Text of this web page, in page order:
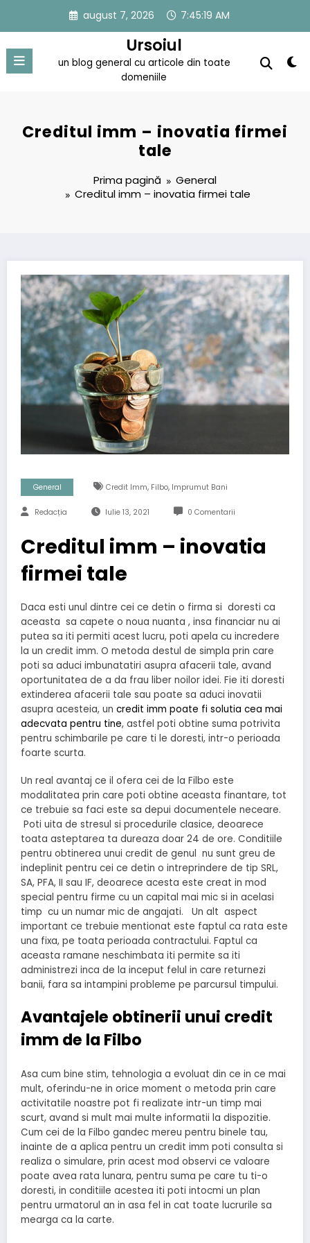
conținut
august 7, 2026 7:45:20 AM
Ursoiul
un blog general cu articole din toate
domeniile
Creditul imm – inovatia firmei
tale
Prima pagină
General
Creditul imm – inovatia firmei tale
General Credit Imm, Filbo, Imprumut Bani
Redacția Iulie 13, 2021 0 Comentarii
Creditul imm – inovatia
firmei tale
Daca esti unul dintre cei ce detin o firma si doresti ca
aceasta sa capete o noua nuanta , insa financiar nu ai
putea sa iti permiti acest lucru, poti apela cu incredere
la un credit imm. O metoda destul de simpla prin care
poti sa aduci imbunatatiri asupra afacerii tale, avand
oportunitatea de a da frau liber noilor idei. Fie iti doresti
extinderea afacerii tale sau poate sa aduci inovatii
asupra acesteia, un credit imm poate fi solutia cea mai
adecvata pentru tine, astfel poti obtine suma potrivita
pentru schimbarile pe care ti le doresti, intr-o perioada
foarte scurta.
Un real avantaj ce il ofera cei de la Filbo este
modalitatea prin care poti obtine aceasta finantare, tot
ce trebuie sa faci este sa depui documentele neceare.
Poti uita de stresul si procedurile clasice, deoarece
toata asteptarea ta dureaza doar 24 de ore. Conditiile
pentru obtinerea unui credit de genul nu sunt greu de
indeplinit pentru cei ce detin o intreprindere de tip SRL,
SA, PFA, II sau IF, deoarece acesta este creat in mod
special pentru firme cu un capital mai mic si in acelasi
timp cu un numar mic de angajati. Un alt aspect
important ce trebuie mentionat este faptul ca rata este
una fixa, pe toata perioada contractului. Faptul ca
aceasta ramane neschimbata iti permite sa iti
administrezi inca de la inceput felul in care returnezi
banii, fara sa intampini probleme pe parcursul timpului.
Avantajele obtinerii unui credit
imm de la Filbo
Asa cum bine stim, tehnologia a evoluat din ce in ce mai
mult, oferindu-ne in orice moment o metoda prin care
activitatile noastre pot fi realizate intr-un timp mai
scurt, avand si mult mai multe informatii la dispozitie.
Cum cei de la Filbo gandec mereu pentru binele tau,
inainte de a aplica pentru un credit imm poti consulta si
realiza o simulare, prin acest mod observi ce valoare
poate avea rata lunara, pentru suma pe care tu ti-o
doresti, in conditiile acestea iti poti intocmi un plan
pentru urmatorul an in asa fel in cat toate lucrurile sa
mearga ca la carte.